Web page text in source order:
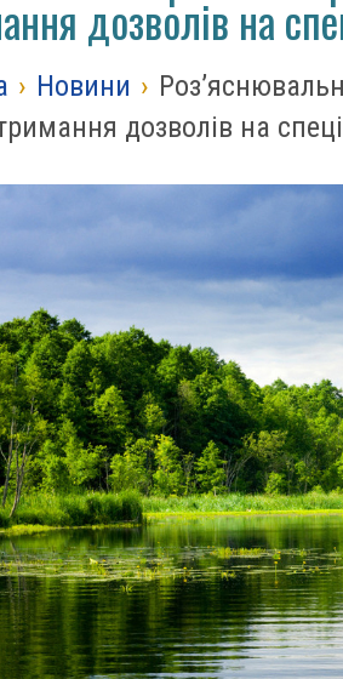
дозволів на
› Новини ›
дозволів на